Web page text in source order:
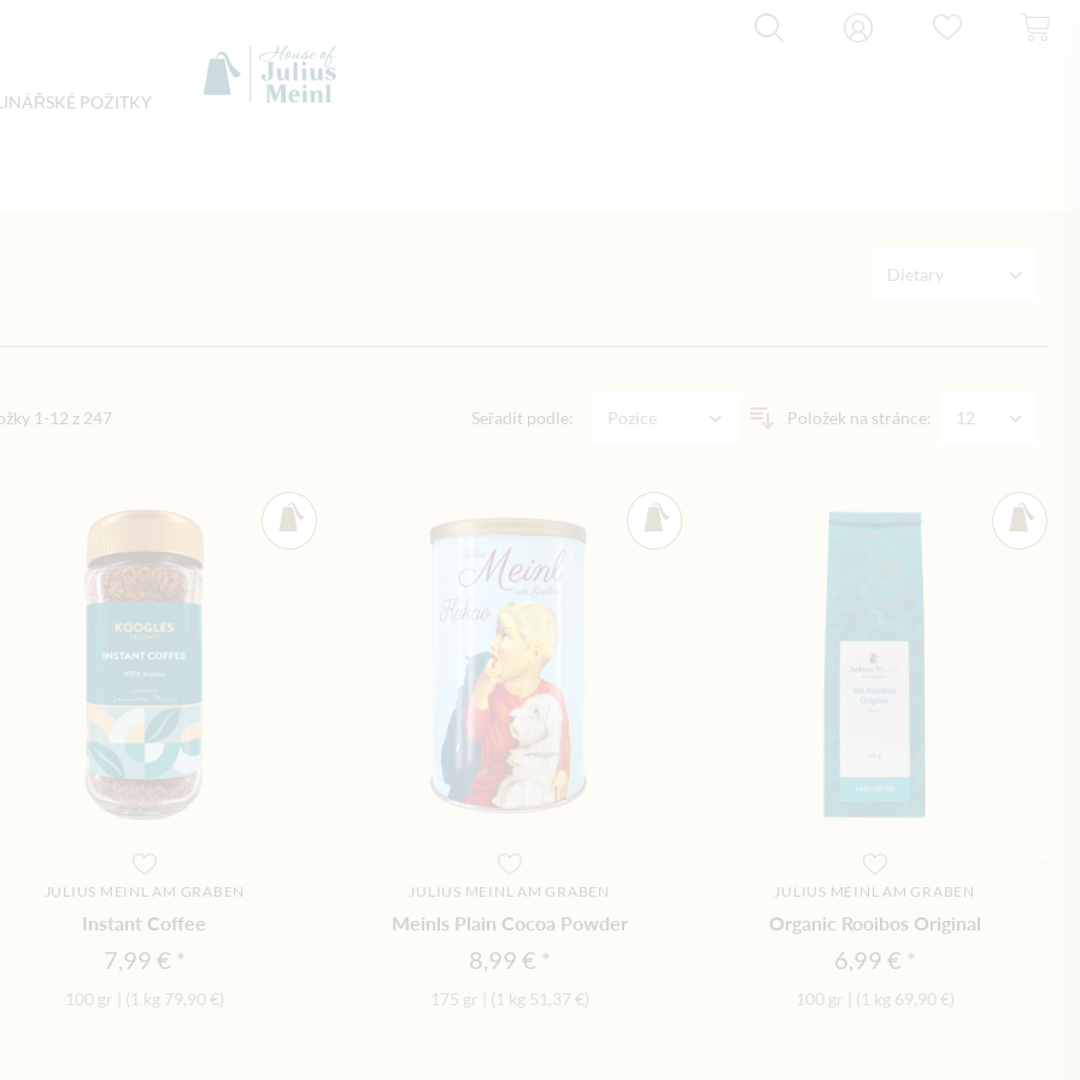
POŽITKY
1 -12 z 247 Seřadit podle: Položek na stránce:
JULIUS MEINL AM GRABEN
Instant Coffee
7,99 €
100 gr (1 kg 79,90 €)
JULIUS MEINL AM GRABEN
Meinls Plain Cocoa Powder
8,99 €
175 gr (1 kg 51,37 €)
JULIUS MEINL AM GRABEN
Organic Rooibos Original
6,99 €
100 gr (1 kg 69,90 €)